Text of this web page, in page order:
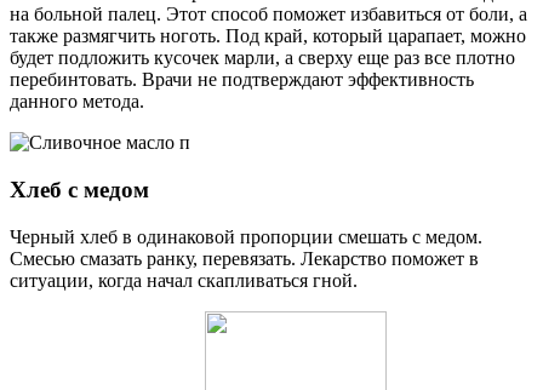
на больной палец. Этот способ поможет избавиться от боли, а
также размягчить ноготь. Под край, который царапает, можно
будет подложить кусочек марли, а сверху еще раз все плотно
перебинтовать. Врачи не подтверждают эффективность
данного метода.
Хлеб с медом
Черный хлеб в одинаковой пропорции смешать с медом.
Смесью смазать ранку, перевязать. Лекарство поможет в
ситуации, когда начал скапливаться гной.